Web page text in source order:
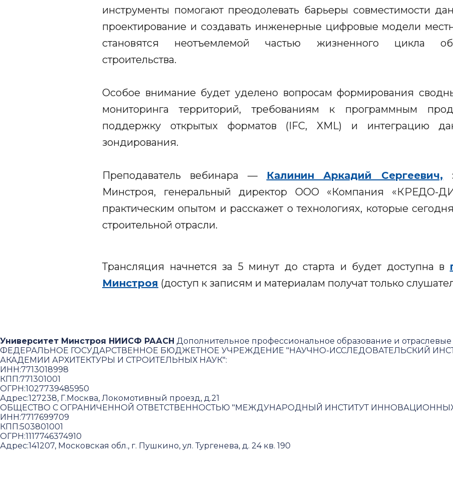
инструменты помогают преодолевать барьеры совместимости
проектирование и создавать инженерные цифровые модели
становятся неотъемлемой частью жизненного цикла
строительства.
Особое внимание будет уделено вопросам формирования
мониторинга территорий, требованиям к программным
поддержку открытых форматов (IFC, XML) и интеграцию
зондирования.
Преподаватель вебинара — Калинин Аркадий Сергеевич,
Минстроя, генеральный директор ООО «Компания «КРЕДО-
практическим опытом и расскажет о технологиях, которые
строительной отрасли.
Трансляция начнется за 5 минут до старта и будет доступна в
Минстроя (доступ к записям и материалам получат только
Университет Минстроя НИИСФ РААСН Дополнительное профессиональное образование и отраслевые
ФЕДЕРАЛЬНОЕ ГОСУДАРСТВЕННОЕ БЮДЖЕТНОЕ УЧРЕЖДЕНИЕ "НАУЧНО-ИССЛЕДОВАТЕЛЬСКИЙ
АКАДЕМИИ АРХИТЕКТУРЫ И СТРОИТЕЛЬНЫХ НАУК":
ИНН:7713018998
КПП:771301001
ОГРН:1027739485950
Адрес:127238, Г.Москва, Локомотивный проезд, д.21
ОБЩЕСТВО С ОГРАНИЧЕННОЙ ОТВЕТСТВЕННОСТЬЮ "МЕЖДУНАРОДНЫЙ ИНСТИТУТ
ИНН:7717699709
КПП:503801001
ОГРН:1117746374910
Адрес:141207, Московская обл., г. Пушкино, ул. Тургенева, д. 24 кв. 190